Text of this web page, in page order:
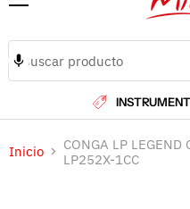
Inicio
CONGA LP
LP252X-1CC